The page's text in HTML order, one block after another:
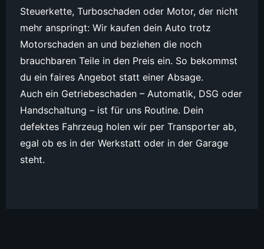
Steuerkette, Turboschaden oder Motor, der nicht
mehr anspringt: Wir kaufen dein Auto trotz
Motorschaden an und beziehen die noch
brauchbaren Teile in den Preis ein. So bekommst
du ein faires Angebot statt einer Absage.
Auch ein Getriebeschaden – Automatik, DSG oder
Handschaltung – ist für uns Routine. Dein
defektes Fahrzeug holen wir per Transporter ab,
egal ob es in der Werkstatt oder in der Garage
steht.